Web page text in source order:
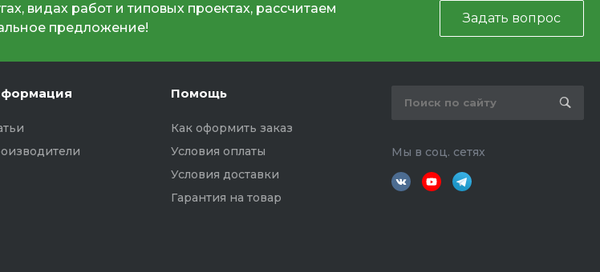
видах работ и типовых проектах, рассчитаем
предложение!
Задать вопрос
Помощь
Как оформить заказ
Условия оплаты
Условия доставки
Гарантия на товар
Мы в соц. сетях